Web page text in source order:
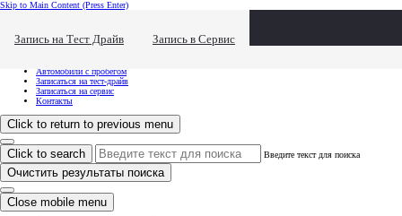
Skip to Main Content (Press Enter)
Запись на Тест Драйв Запись в Сервис
Хочу посмотреть... Click to close the reach out overlay
Автомобили с пробегом
Записаться на тест-драйв
Записаться на сервис
Контакты
Click to return to previous menu
Click to search Введите текст для поиска
Очистить результаты поиска
Close mobile menu